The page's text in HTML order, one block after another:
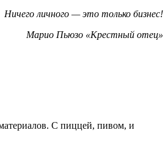
Ничего личного — это только бизнес!
Марио Пьюзо «Крестный отец»
С пиццей, пивом, и